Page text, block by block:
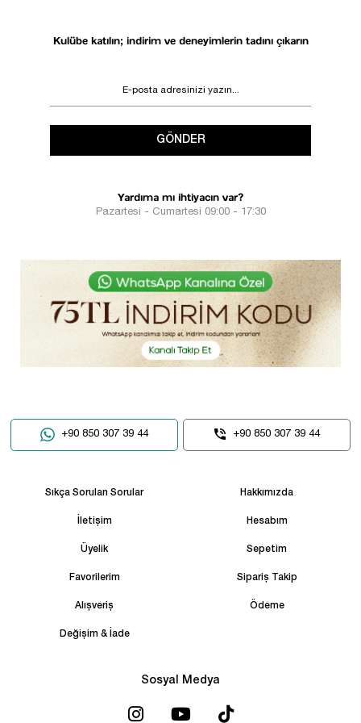
Kulübe katılın; indirim ve deneyimlerin tadını çıkarın
GÖNDER
Yardıma mı ihtiyacın var?
Pazartesi - Cumartesi 09:00 - 17:30
+90 850 307 39 44 +90 850 307 39 44
Sıkça Sorulan Sorular Hakkımızda
İletişim Hesabım
Üyelik Sepetim
Favorilerim Sipariş Takip
Alışveriş Ödeme
Değişim & İade
Sosyal Medya